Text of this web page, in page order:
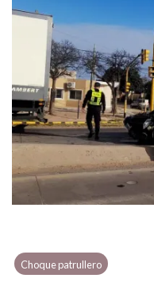
Choque patrullero